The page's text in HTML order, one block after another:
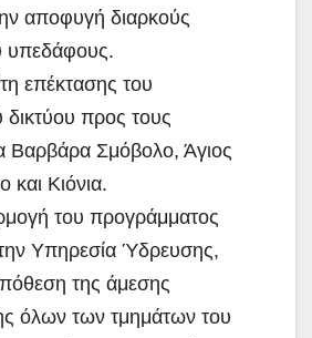
αποφυγή διαρκούς
υπεδάφους.
επέκτασης του
δικτύου προς τους
Βαρβάρα Σμόβολο, Άγιος
και Κιόνια.
του προγράμματος
Υπηρεσία Ύδρευσης,
της άμεσης
όλων των τμημάτων του